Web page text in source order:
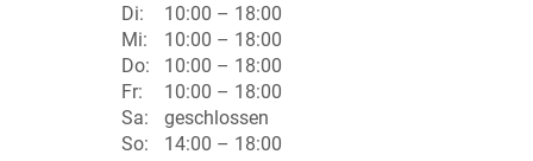
Di:
10:00 – 18:00
Mi:
10:00 – 18:00
Do:
10:00 – 18:00
Fr:
10:00 – 18:00
Sa:
geschlossen
So:
14:00 – 18:00